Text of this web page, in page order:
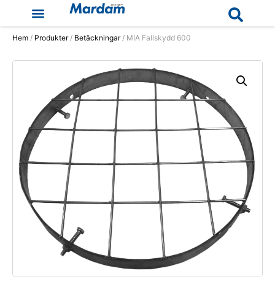
Hem / Produkter/ Betäckningar/ MIA Fallskydd 600